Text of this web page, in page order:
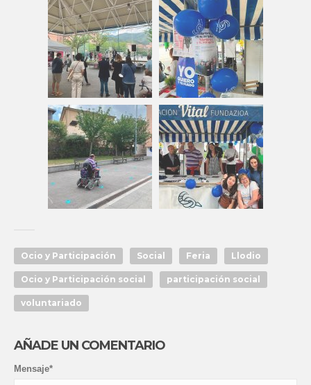
Ocio y Participación Social Feria Llodio
Ocio y Participación social participación social
voluntariado
AÑADE UN COMENTARIO
Mensaje*